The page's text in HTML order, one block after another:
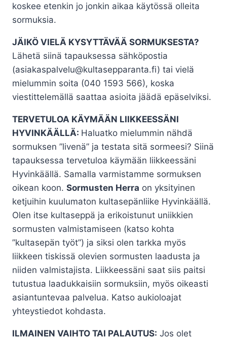
koskee etenkin jo jonkin aikaa käytössä olleita
sormuksia.
JÄIKÖ VIELÄ KYSYTTÄVÄÄ SORMUKSESTA?
Lähetä siinä tapauksessa sähköpostia
(asiakaspalvelu@kultasepparanta.fi) tai vielä
mielummin soita (040 1593 566), koska
viestittelemällä saattaa asioita jäädä epäselviksi.
TERVETULOA KÄYMÄÄN LIIKKEESSÄNI
HYVINKÄÄLLÄ: Haluatko mielummin nähdä
sormuksen ”livenä” ja testata sitä sormeesi? Siinä
tapauksessa tervetuloa käymään liikkeessäni
Hyvinkäällä. Samalla varmistamme sormuksen
oikean koon. Sormusten Herra on yksityinen
ketjuihin kuulumaton kultasepänliike Hyvinkäällä.
Olen itse kultaseppä ja erikoistunut uniikkien
sormusten valmistamiseen (katso kohta
”kultasepän työt”) ja siksi olen tarkka myös
liikkeen tiskissä olevien sormusten laadusta ja
niiden valmistajista. Liikkeessäni saat siis paitsi
tutustua laadukkaisiin sormuksiin, myös oikeasti
asiantuntevaa palvelua. Katso aukioloajat
yhteystiedot kohdasta.
ILMAINEN VAIHTO TAI PALAUTUS: Jos olet